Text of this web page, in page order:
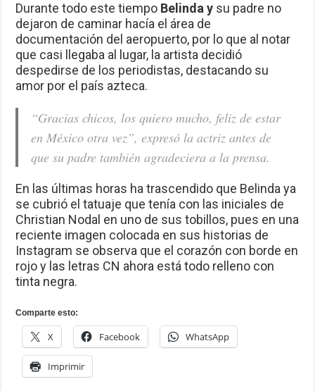
Durante todo este tiempo Belinda y su padre no
dejaron de caminar hacía el área de
documentación del aeropuerto, por lo que al notar
que casi llegaba al lugar, la artista decidió
despedirse de los periodistas, destacando su
amor por el país azteca.
“Gracias chicos, los quiero mucho, feliz de estar
en México otra vez”, expresó la actriz antes de
que su padre también agradeciera a la prensa.
En las últimas horas ha trascendido que Belinda ya
se cubrió el tatuaje que tenía con las iniciales de
Christian Nodal en uno de sus tobillos, pues en una
reciente imagen colocada en sus historias de
Instagram se observa que el corazón con borde en
rojo y las letras CN ahora está todo relleno con
tinta negra.
Comparte esto:
X Facebook WhatsApp
Imprimir